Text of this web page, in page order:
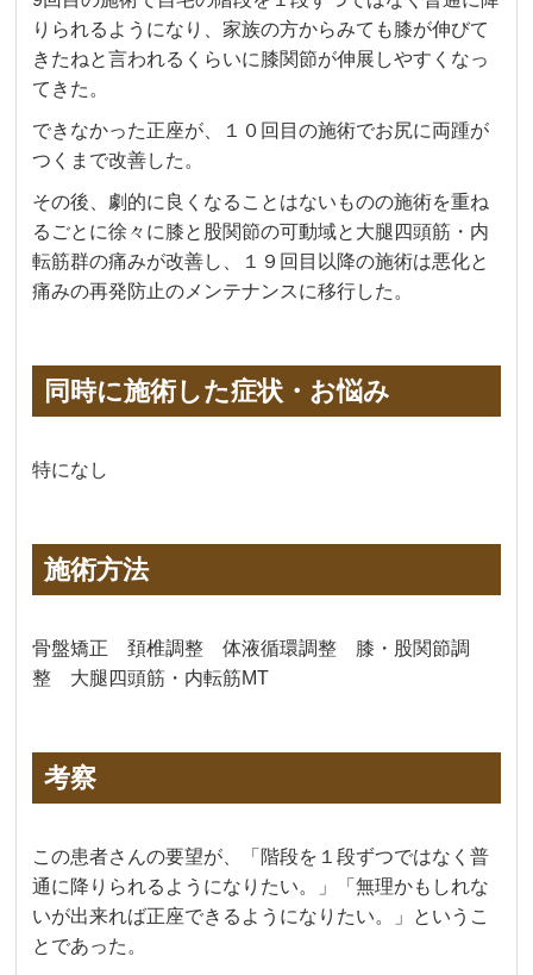
りられるようになり、家族の方からみても膝が伸びて
きたねと言われるくらいに膝関節が伸展しやすくなっ
てきた。
できなかった正座が、１０回目の施術でお尻に両踵が
つくまで改善した。
その後、劇的に良くなることはないものの施術を重ね
るごとに徐々に膝と股関節の可動域と大腿四頭筋・内
転筋群の痛みが改善し、１９回目以降の施術は悪化と
痛みの再発防止のメンテナンスに移行した。
同時に施術した症状・お悩み
特になし
施術方法
骨盤矯正 頚椎調整 体液循環調整 膝・股関節調
整 大腿四頭筋・内転筋MT
考察
この患者さんの要望が、「階段を１段ずつではなく普
通に降りられるようになりたい。」「無理かもしれな
いが出来れば正座できるようになりたい。」というこ
とであった。